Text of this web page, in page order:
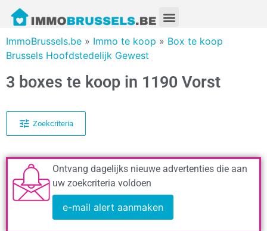
ImmoBrussels.be » Immo te koop » Box te koop
Brussels Hoofdstedelijk Gewest
3 boxes te koop in 1190 Vorst
Zoekcriteria
Ontvang dagelijks nieuwe advertenties die aan
uw zoekcriteria voldoen
e-mail alert aanmaken